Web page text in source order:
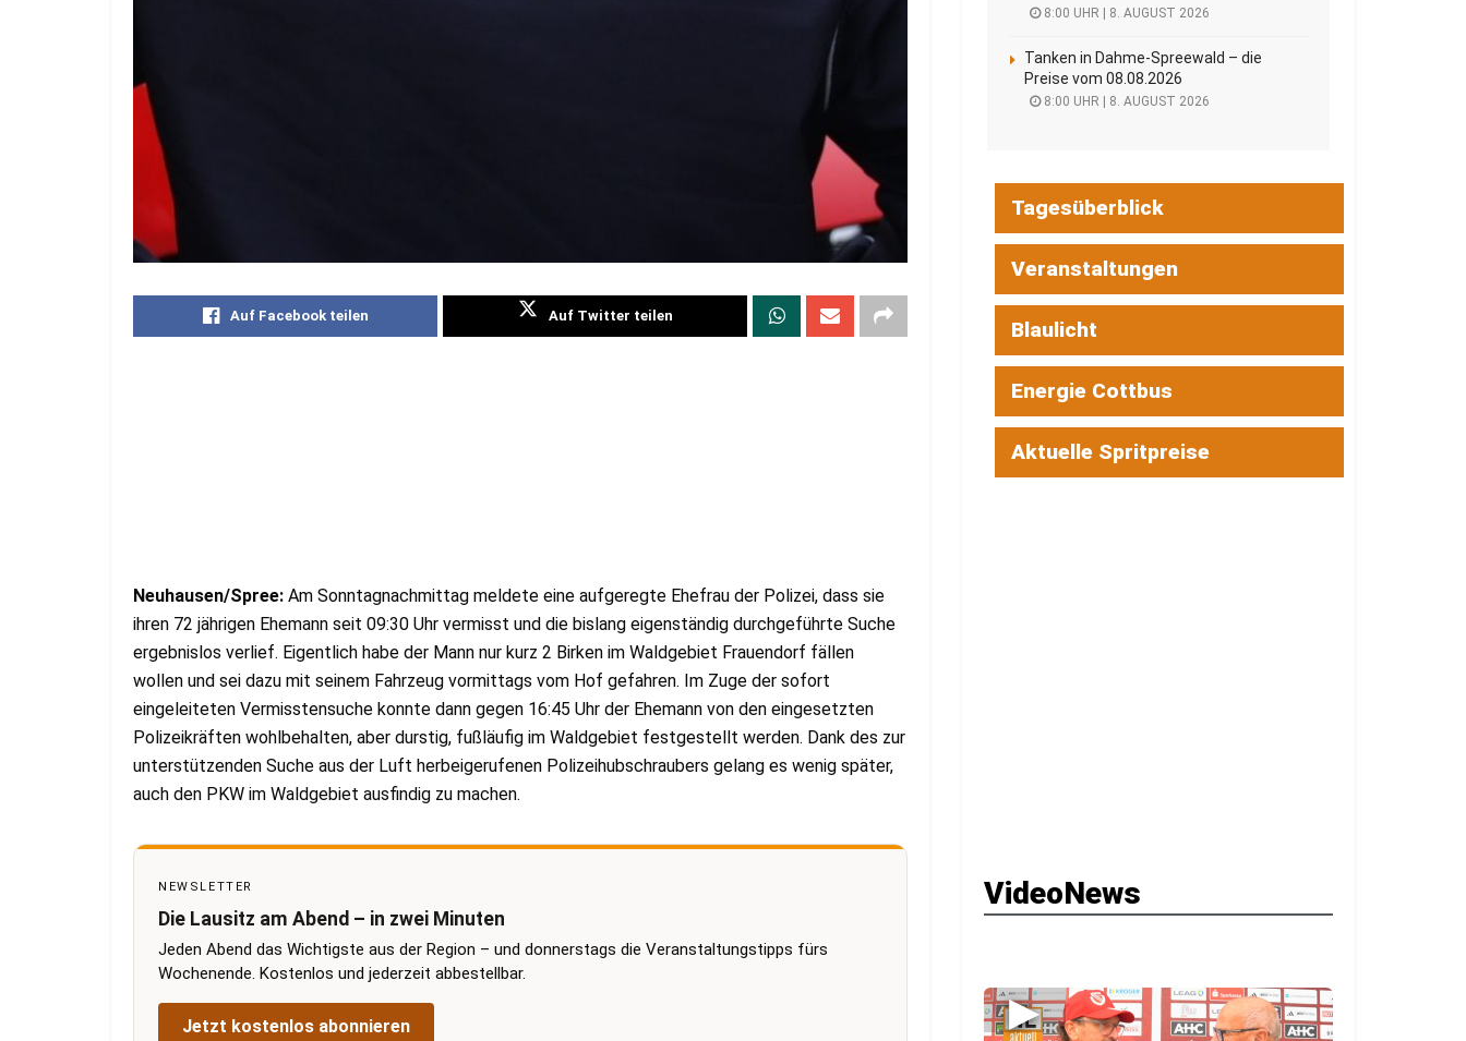
Auf Facebook teilen Auf Twitter teilen
Neuhausen/Spree: Am Sonntagnachmittag meldete eine aufgeregte Ehefrau der Polizei, dass sie
ihren 72 jährigen Ehemann seit 09:30 Uhr vermisst und die bislang eigenständig durchgeführte Suche
ergebnislos verlief. Eigentlich habe der Mann nur kurz 2 Birken im Waldgebiet Frauendorf fällen
wollen und sei dazu mit seinem Fahrzeug vormittags vom Hof gefahren. Im Zuge der sofort
eingeleiteten Vermisstensuche konnte dann gegen 16:45 Uhr der Ehemann von den eingesetzten
Polizeikräften wohlbehalten, aber durstig, fußläufig im Waldgebiet festgestellt werden. Dank des zur
unterstützenden Suche aus der Luft herbeigerufenen Polizeihubschraubers gelang es wenig später,
auch den PKW im Waldgebiet ausfindig zu machen.
NEWSLETTER
Die Lausitz am Abend – in zwei Minuten
Jeden Abend das Wichtigste aus der Region – und donnerstags die Veranstaltungstipps fürs
Wochenende. Kostenlos und jederzeit abbestellbar.
Jetzt kostenlos abonnieren
8:00 UHR | 8. AUGUST 2026
Tanken in Dahme-Spreewald – die
Preise vom 08.08.2026
8:00 UHR | 8. AUGUST 2026
Tagesüberblick
Veranstaltungen
Blaulicht
Energie Cottbus
Aktuelle Spritpreise
VideoNews
▶